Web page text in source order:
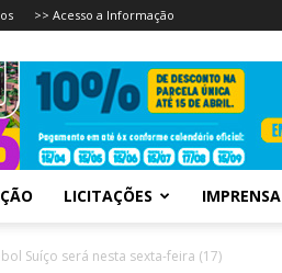
>> Acesso a Informação
LICITAÇÕES IMPRENSA
Suíço será nesta sexta-feira (17)